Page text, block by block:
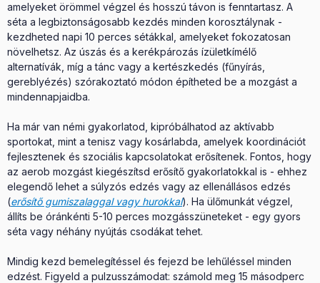
amelyeket örömmel végzel és hosszú távon is fenntartasz. A
séta a legbiztonságosabb kezdés minden korosztálynak -
kezdheted napi 10 perces sétákkal, amelyeket fokozatosan
növelhetsz. Az úszás és a kerékpározás ízületkímélő
alternatívák, míg a tánc vagy a kertészkedés (fűnyírás,
gereblyézés) szórakoztató módon építheted be a mozgást a
mindennapjaidba.
Ha már van némi gyakorlatod, kipróbálhatod az aktívabb
sportokat, mint a tenisz vagy kosárlabda, amelyek koordinációt
fejlesztenek és szociális kapcsolatokat erősítenek. Fontos, hogy
az aerob mozgást kiegészítsd erősítő gyakorlatokkal is - ehhez
elegendő lehet a súlyzós edzés vagy az ellenállásos edzés
(erősítő gumiszalaggal vagy hurokkal). Ha ülőmunkát végzel,
állíts be óránkénti 5-10 perces mozgásszüneteket - egy gyors
séta vagy néhány nyújtás csodákat tehet.
Mindig kezd bemelegítéssel és fejezd be lehűléssel minden
edzést. Figyeld a pulzusszámodat: számold meg 15 másodperc